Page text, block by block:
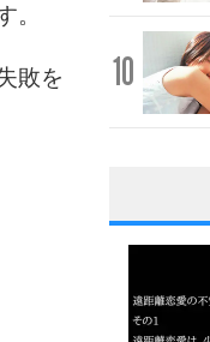
。
敗を
10
1